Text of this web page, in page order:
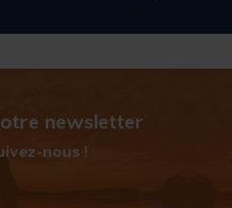
newsletter
nous !